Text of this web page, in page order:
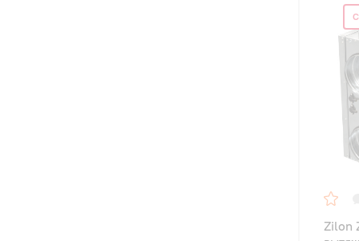
Zilon